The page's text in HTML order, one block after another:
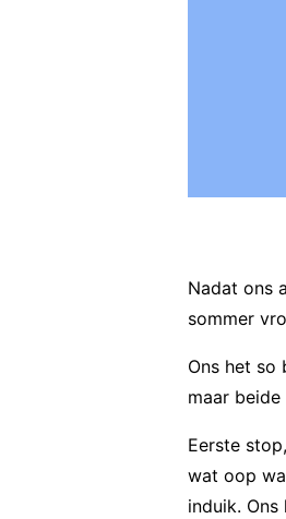
Nadat ons
sommer
Ons het so
maar
Eerste
wat oop
induik.